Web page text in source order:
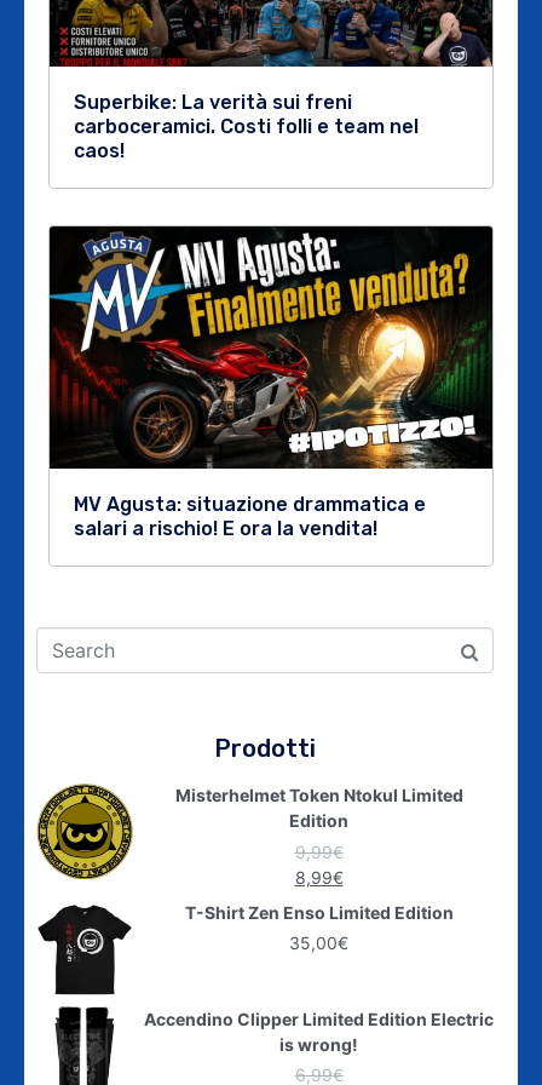
Superbike: La verità sui freni
carboceramici. Costi folli e team nel
caos!
MV Agusta: situazione drammatica e
salari a rischio! E ora la vendita!
Prodotti
Misterhelmet Token Ntokul Limited
Edition
9,99€
8,99€
T-Shirt Zen Enso Limited Edition
35,00€
Accendino Clipper Limited Edition Electric
is wrong!
6,99€